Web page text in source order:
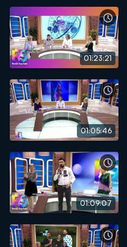
01:23:21
01:05:46
01:09:07